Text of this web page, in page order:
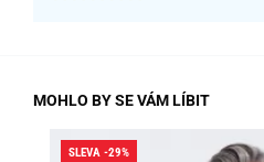
MOHLO BY SE VÁM LÍBIT
SLEVA -29%